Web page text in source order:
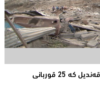
مەرگەساتی گوندی "زارگەلی" لە بناری قەندیل کە 25 قوربانى